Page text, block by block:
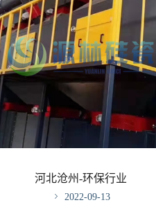
河北沧州-环保行业
 2022-09-13